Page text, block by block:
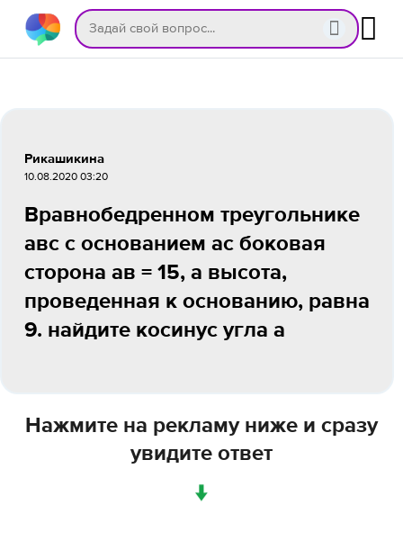
Рикашикина
10.08.2020 03:20
Вравнобедренном треугольнике
авс с основанием ас боковая
сторона ав = 15, а высота,
проведенная к основанию, равна
9. найдите косинус угла а
Нажмите на рекламу ниже и сразу
увидите ответ
↓